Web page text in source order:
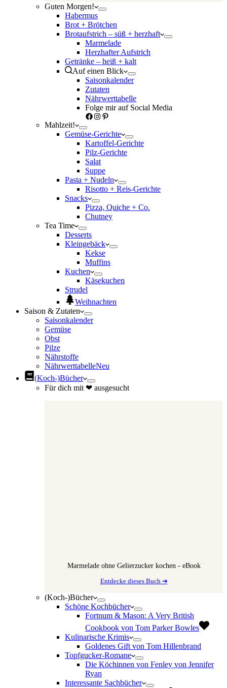
Guten Morgen!
Habermus
Brot + Brötchen
Brotaufstrich – süß + herzhaft
Marmelade
Herzhafter Aufstrich
Getränke – heiß + kalt
Auf einen Blick
Saisonkalender
Zutaten
Nährwerttabelle
Folge mir auf Social Media
Facebook
Instagram
Pinterest
Mahlzeit!
Gemüse-Gerichte
Kartoffel-Gerichte
Pilz-Gerichte
Salat
Suppe
Pasta + Nudeln
Risotto + Reis-Gerichte
Snacks
Pizza, Quiche + Co.
Chutney
Tea Time
Desserts
Kleingebäck
Kekse
Muffins
Kuchen
Käsekuchen
Strudel
Weihnachten
Saison & Zutaten
Saisonkalender
Gemüse
Obst
Pilze
Nährstoffe
NährwerttabelleNeu
(Koch-)Bücher
Für dich mit ❤ ausgesucht
Marmelade ohne Gelierzucker kochen - eBook
Entdecke dieses Buch ➔
(Koch-)Bücher
Schöne Kochbücher
Fortnum & Mason: A Very British
Cookbook von Tom Parker Bowles
Kulinarische Krimis
Goldenes Gift von Tom Hillenbrand
Topfgucker-Romane
Die Köchinnen von Fenley von Jennifer
Ryan
Interessante Sachbücher